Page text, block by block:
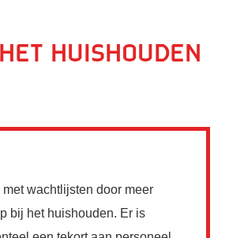
huishouden
wachtlijsten door meer
bij het huishouden. Er is